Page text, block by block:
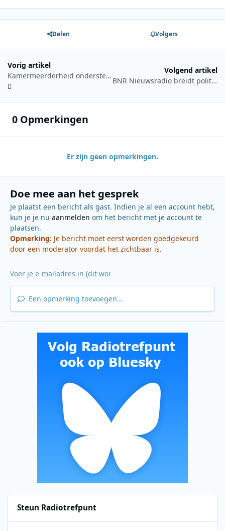
Delen Volgers
Vorig artikel
Kamermeerderheid ondersteunt behoud NTR-programma’s via fusie met NOS (update)
Volgend artikel
BNR Nieuwsradio breidt politieke redactie uit met Floor Doppen
0 Opmerkingen
Er zijn geen opmerkingen.
Doe mee aan het gesprek
Je plaatst een bericht als gast. Indien je al een account hebt,
kun je je nu aanmelden om het bericht met je account te
plaatsen.
Opmerking: Je bericht moet eerst worden goedgekeurd
door een moderator voordat het zichtbaar is.
Een opmerking toevoegen...
Steun Radiotrefpunt